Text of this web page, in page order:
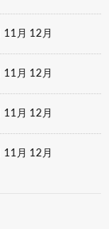
11月 12月
11月 12月
11月 12月
11月 12月